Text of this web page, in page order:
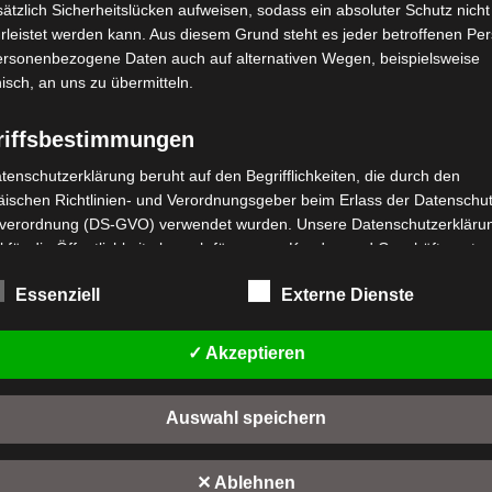
Versand
03 VORDERE
Kostenloser Versand
SE-03 VORDERE
FEDERUNG
mit
SE-03
Sicherheitslücken aufweisen, sodass ein absoluter Schutz nicht
werden kann. Aus diesem Grund steht es jeder betroffenen
Daten auch auf alternativen Wegen, beispielsweise
an uns zu übermitteln.
beruht auf den Begrifflichkeiten, die durch den
Richtlinien- und Verordnungsgeber beim Erlass der
(DS-GVO) verwendet wurden. Unsere
für die Öffentlichkeit als auch für unsere Kunden und Geschäftspartner
Begrifflichkeiten erläutern.
in dieser Datenschutzerklärung unter anderem die folgenden
a) personenbezogene Daten
Personenbezogene Daten sind alle Informationen, die sich auf eine
"betroffene Person") beziehen. Als identifizierbar wird eine natürliche
Essenziell Externe Dienste
✓ Akzeptieren
Auswahl speichern
✕ Ablehnen